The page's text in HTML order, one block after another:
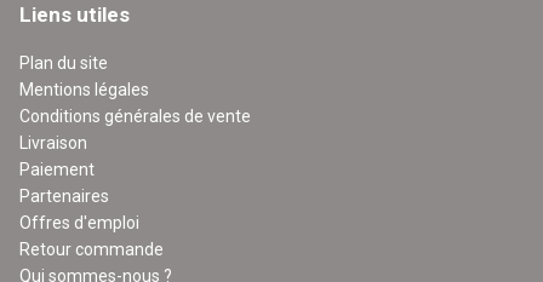
Liens utiles
Plan du site
Mentions légales
Conditions générales de vente
Livraison
Paiement
Partenaires
Offres d'emploi
Retour commande
Qui sommes-nous ?